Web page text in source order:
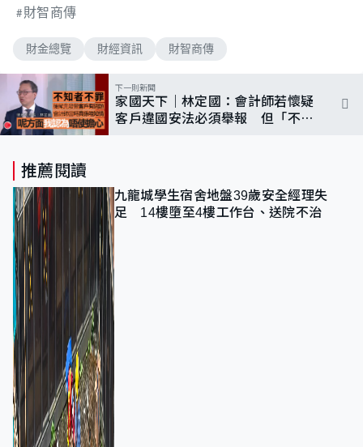
財智商傳
財金總覽 財經資訊 財智商傳
下一則新聞
家國天下｜林定國：會計師若懷疑
客戶違國安法必須舉報 但「不知
推薦閱讀
九龍城學生宿舍地盤39歲安全經理失
足 14樓墮至4樓工作台、送院不治